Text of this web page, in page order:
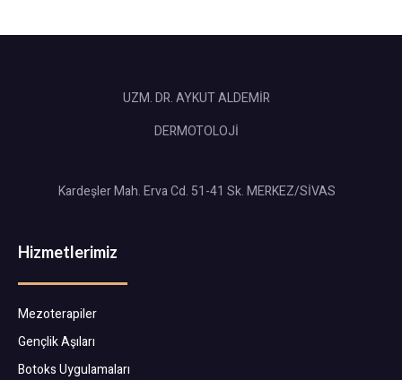
UZM. DR. AYKUT ALDEMİR
DERMOTOLOJİ
Kardeşler Mah. Erva Cd. 51-41 Sk. MERKEZ/SİVAS
Hizmetlerimiz
Mezoterapiler
Gençlik Aşıları
Botoks Uygulamaları